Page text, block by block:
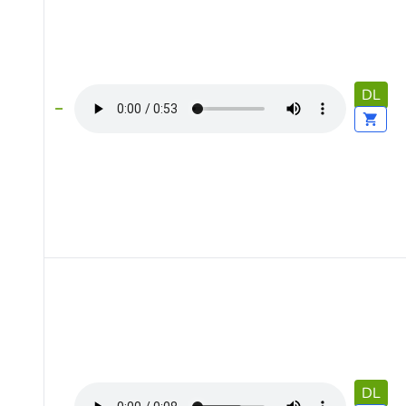
DL
DL